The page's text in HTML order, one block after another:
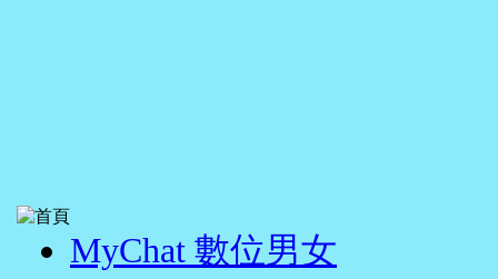
MyChat 數位男女